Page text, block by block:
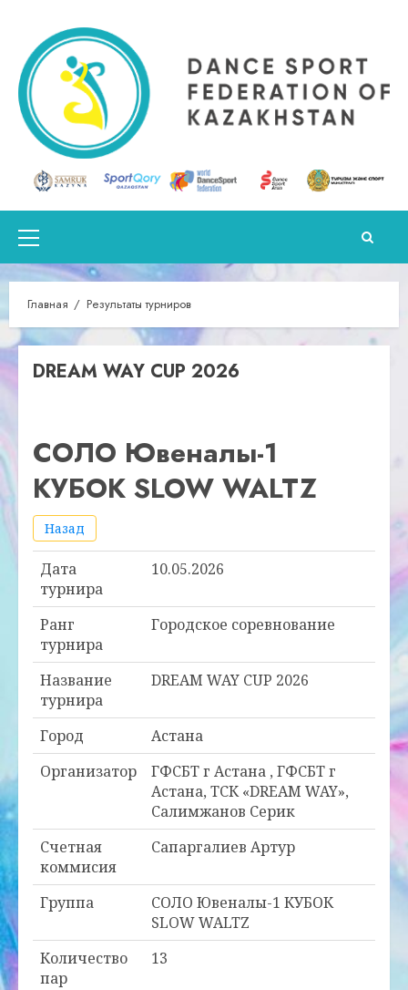
содержимому
Основное
меню
Главная Результаты турниров
DREAM WAY CUP 2026
СОЛО Ювеналы-1
КУБОК SLOW WALTZ
Назад
Дата
турнира
10.05.2026
Ранг
турнира
Городское соревнование
Название
турнира
DREAM WAY CUP 2026
Город
Астана
Организатор
ГФСБТ г Астана , ГФСБТ г
Астана, ТСК «DREAM WAY»,
Салимжанов Серик
Счетная
коммисия
Сапаргалиев Артур
Группа
СОЛО Ювеналы-1 КУБОК
SLOW WALTZ
Количество
пар
13